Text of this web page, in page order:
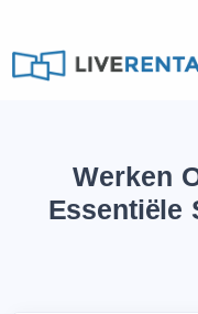
Werken
Essentiële